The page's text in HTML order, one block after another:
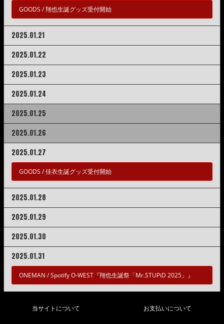
GOODS /翔也生誕グッズ受付開始
2025.01.21
2025.01.22
2025.01.23
2025.01.24
2025.01.25
2025.01.26
2025.01.27
GOODS /佳衣生誕グッズ受付開始
2025.01.28
2025.01.29
2025.01.30
2025.01.31
ONEMAN /Spotify O-WEST『翔也生誕祭「Mr.STUPiD 2025」』
当サイトについて お支払いについて